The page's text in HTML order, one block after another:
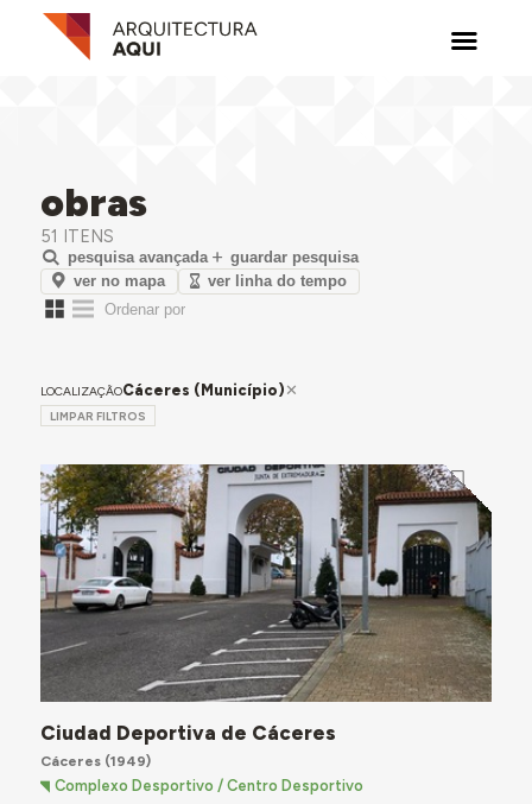
obras
51 ITENS
pesquisa avançada
guardar pesquisa
ver no mapa
ver linha do tempo
LOCALIZAÇÃOCáceres (Município)
LIMPAR FILTROS
Ciudad Deportiva de Cáceres
Cáceres(1949)
Complexo Desportivo / Centro Desportivo